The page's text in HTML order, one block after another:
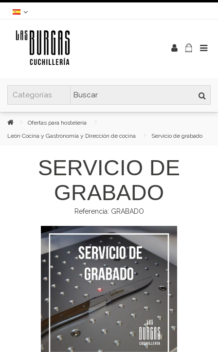
Ofertas para hostelería
León Cocina y Gastronomía y Dirección de cocina
Servicio de grabado
SERVICIO DE
GRABADO
Referencia: GRABADO